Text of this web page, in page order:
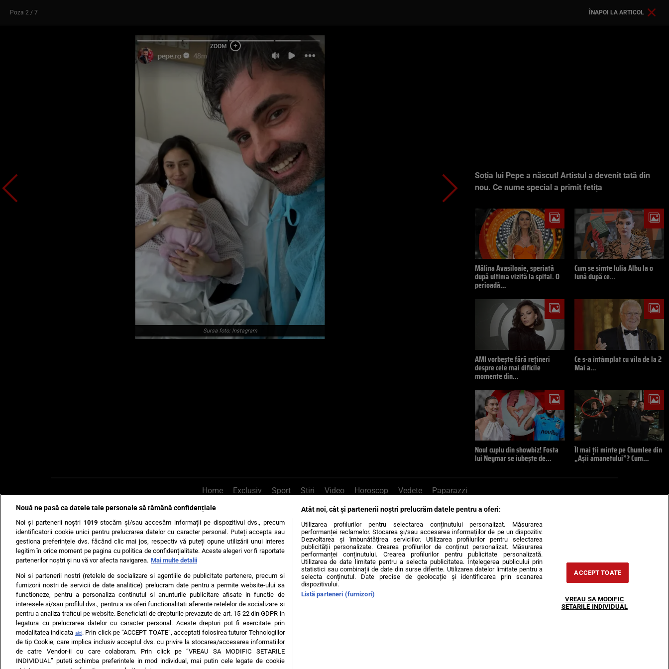
Poza 2 / 7 ÎNAPOI LA ARTICOL
Sursa foto: Instagram
Soția lui Pepe a născut! Artistul a devenit tată din
nou. Ce nume special a primit fetița
Mălina Avasiloaie, speriată
după ultima vizită la spital. O
perioadă…
Cum se simte Iulia Albu la o
lună după ce…
AMI vorbește fără rețineri
despre cele mai dificile
momente din…
Ce s-a întâmplat cu vila de la 2
Mai a…
Noul cuplu din showbiz! Fosta
lui Neymar se iubește de…
Îl mai ții minte pe Chumlee din
„Așii amanetului”? Cum…
Home Exclusiv Sport Știri Video Horoscop Vedete Paparazzi
AI UN PONT? Scrie-ne pe Whatsapp, sună la 0741226226 sau trimite mail la pont@cancan.ro
Știri interne Știri externe Politică
Ultimele stiri Diete Insula Iubirii Dictionar de vise LIFE STYLE Horoscop
Echipa editorială Termeni si condiții Politica de confidențialitate
Nouă ne pasă ca datele tale personale să rămână confidențiale
Noi și partenerii noștri 1019stocăm și/sau accesăm informații pe dispozitivul dvs., precum
identificatorii cookie unici pentru prelucrarea datelor cu caracter personal. Puteți accepta sau
gestiona preferințele dvs. făcând clic mai jos, respectiv vă puteți opune utilizării unui interes
legitim în orice moment pe pagina cu politica de confidențialitate. Aceste alegeri vor fi raportate
partenerilor noștri și nu vă vor afecta navigarea. Mai multe detalii
Noi si partenerii nostri (retelele de socializare si agentiile de publicitate partenere, precum si
furnizorii nostri de servicii de date analitice) prelucram date pentru a permite website-ului sa
functioneze, pentru a personaliza continutul si anunturile publicitare afisate in functie de
interesele si/sau profilul dvs., pentru a va oferi functionalitati aferente retelelor de socializare si
pentru a analiza traficul pe website. Beneficiati de drepturile prevazute de art. 15-22 din GDPR in
legatura cu prelucrarea datelor cu caracter personal. Aceste drepturi pot fi exercitate prin
modalitatea indicata aici. Prin click pe “ACCEPT TOATE”, acceptati folosirea tuturor Tehnologiilor
de tip Cookie, care implica inclusiv acceptul dvs. cu privire la stocarea/accesarea informatiilor
de catre Vendor-ii cu care colaboram. Prin click pe “VREAU SA MODIFIC SETARILE
INDIVIDUAL” puteti schimba preferintele in mod individual, mai putin cele legate de cookie
Atât noi, cât și partenerii noștri prelucrăm datele pentru a oferi:
Utilizarea profilurilor pentru selectarea conținutului personalizat. Măsurarea
performanței reclamelor. Stocarea și/sau accesarea informațiilor de pe un dispozitiv.
Dezvoltarea și îmbunătățirea serviciilor. Utilizarea profilurilor pentru selectarea
publicității personalizate. Crearea profilurilor de conținut personalizat. Măsurarea
performanței conținutului. Crearea profilurilor pentru publicitate personalizată.
Utilizarea de date limitate pentru a selecta publicitatea. Înțelegerea publicului prin
statistici sau combinații de date din surse diferite. Utilizarea datelor limitate pentru a
selecta conținutul. Date precise de geolocație și identificarea prin scanarea
dispozitivului.
Listă parteneri (furnizori)
ACCEPT TOATE
VREAU SA MODIFIC
SETARILE INDIVIDUAL